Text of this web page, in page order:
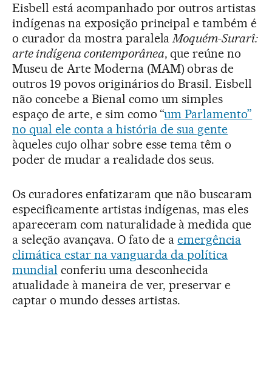
Eisbell está acompanhado por outros artistas
indígenas na exposição principal e também é
o curador da mostra paralelaMoquém-Surarî:
arte indígena contemporânea, que reúne no
Museu de Arte Moderna (MAM) obras de
outros 19 povos originários do Brasil. Eisbell
não concebe a Bienal como um simples
espaço de arte, e sim como “um Parlamento”
no qual ele conta a história de sua gente
àqueles cujo olhar sobre esse tema têm o
poder de mudar a realidade dos seus.
Os curadores enfatizaram que não buscaram
especificamente artistas indígenas, mas eles
apareceram com naturalidade à medida que
a seleção avançava. O fato de aemergência
climática estar na vanguarda da política
mundial conferiu uma desconhecida
atualidade à maneira de ver, preservar e
captar o mundo desses artistas.